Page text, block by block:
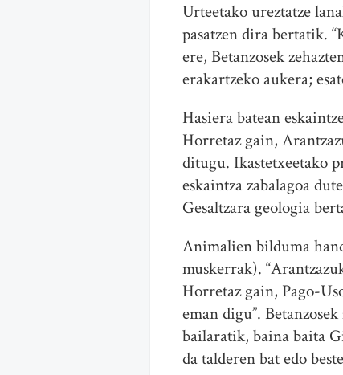
Urteetako ureztatze
pasatzen dira bertatik.
ere, Betanzosek
erakartzeko aukera;
Hasiera batean
Horretaz gain,
ditugu. Ikastetxeetako
eskaintza zabalagoa
Gesaltzara geologia
Animalien bilduma
muskerrak).
Horretaz gain, Pago-
eman digu”.
bailaratik, baina baita
da talderen bat edo